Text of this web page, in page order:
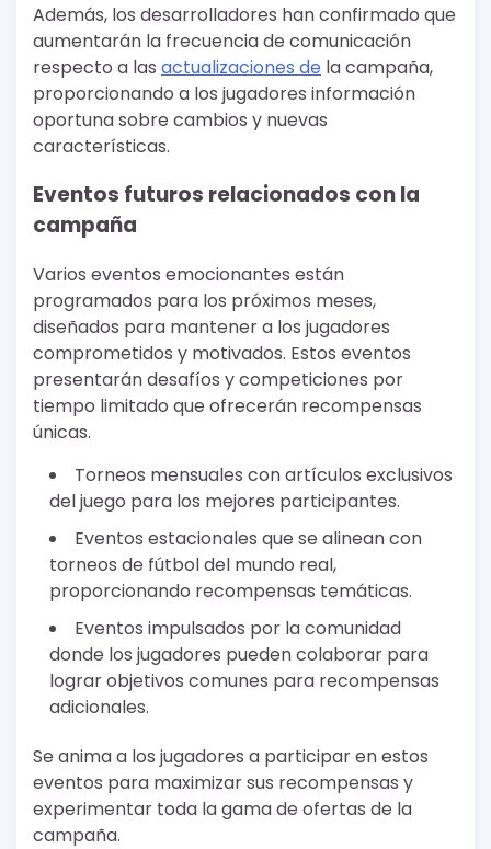
Además, los desarrolladores han confirmado que
aumentarán la frecuencia de comunicación
respecto a las actualizaciones de la campaña,
proporcionando a los jugadores información
oportuna sobre cambios y nuevas
características.
Eventos futuros relacionados con la
campaña
Varios eventos emocionantes están
programados para los próximos meses,
diseñados para mantener a los jugadores
comprometidos y motivados. Estos eventos
presentarán desafíos y competiciones por
tiempo limitado que ofrecerán recompensas
únicas.
Torneos mensuales con artículos exclusivos
del juego para los mejores participantes.
Eventos estacionales que se alinean con
torneos de fútbol del mundo real,
proporcionando recompensas temáticas.
Eventos impulsados por la comunidad
donde los jugadores pueden colaborar para
lograr objetivos comunes para recompensas
adicionales.
Se anima a los jugadores a participar en estos
eventos para maximizar sus recompensas y
experimentar toda la gama de ofertas de la
campaña.